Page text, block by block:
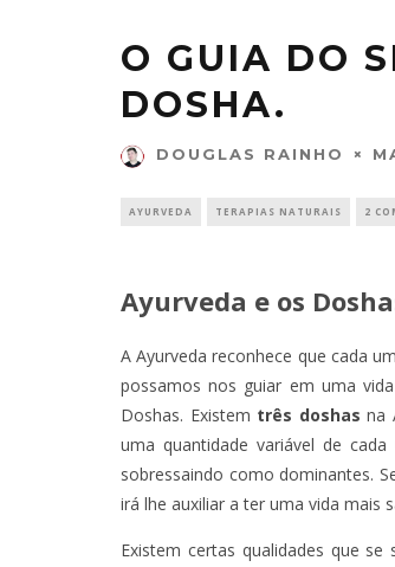
O GUIA DO
DOSHA.
DOUGLAS RAINHO
AYURVEDA TERAPIAS NATURAIS 2
Ayurveda e os
A Ayurveda reconhece que cada
possamos nos guiar em uma
Doshas. Existem três doshas na
uma quantidade variável de
sobressaindo como dominantes.
irá lhe auxiliar a ter uma vida mais
Existem certas qualidades que